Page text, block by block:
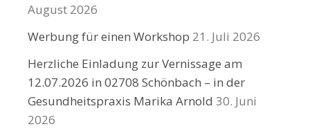
August 2026
Werbung für einen Workshop 21. Juli 2026
Herzliche Einladung zur Vernissage am
12.07.2026 in 02708 Schönbach – in der
Gesundheitspraxis Marika Arnold 30. Juni
2026